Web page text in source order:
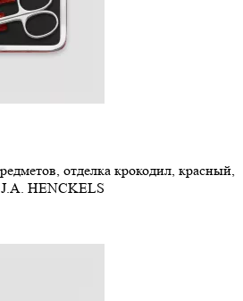
отделка крокодил, красный,
HENCKELS